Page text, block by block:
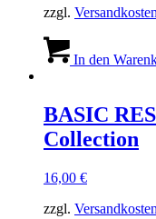
zzgl. Versandkosten
In den
BASIC
Collection
16,00 €
zzgl. Versandkosten